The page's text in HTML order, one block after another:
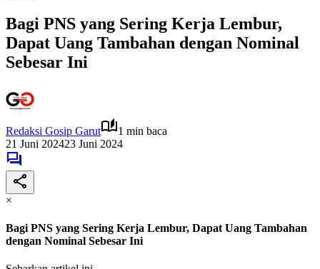
Bagi PNS yang Sering Kerja Lembur,
Dapat Uang Tambahan dengan Nominal
Sebesar Ini
Redaksi Gosip Garut
1 min baca
21 Juni 202423 Juni 2024
×
Bagi PNS yang Sering Kerja Lembur, Dapat Uang Tambahan
dengan Nominal Sebesar Ini